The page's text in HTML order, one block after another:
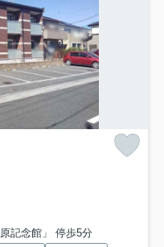
記念館」 停歩5分